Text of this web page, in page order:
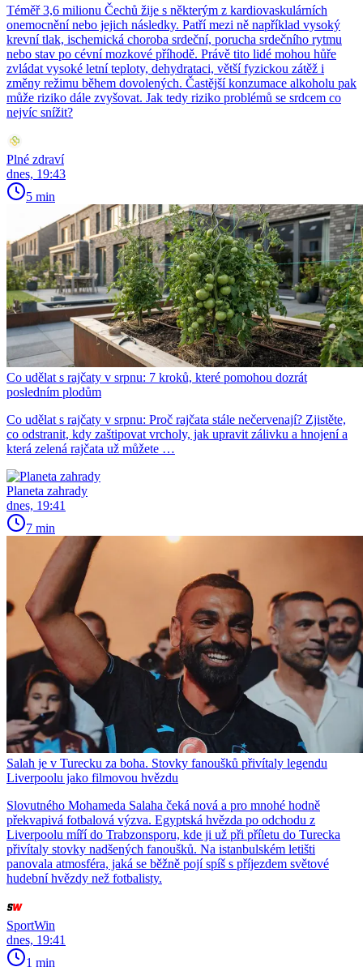
Téměř 3,6 milionu Čechů žije s některým z kardiovaskulárních
onemocnění nebo jejich následky. Patří mezi ně například vysoký
krevní tlak, ischemická choroba srdeční, porucha srdečního rytmu
nebo stav po cévní mozkové příhodě. Právě tito lidé mohou hůře
zvládat vysoké letní teploty, dehydrataci, větší fyzickou zátěž i
změny režimu během dovolených. Častější konzumace alkoholu pak
může riziko dále zvyšovat. Jak tedy riziko problémů se srdcem co
nejvíc snížit?
Plné zdraví
dnes, 19:43
5 min
Co udělat s rajčaty v srpnu: 7 kroků, které pomohou dozrát
posledním plodům
Co udělat s rajčaty v srpnu: Proč rajčata stále nečervenají? Zjistěte,
co odstranit, kdy zaštipovat vrcholy, jak upravit zálivku a hnojení a
která zelená rajčata už můžete …
Planeta zahrady
dnes, 19:41
7 min
Salah je v Turecku za boha. Stovky fanoušků přivítaly legendu
Liverpoolu jako filmovou hvězdu
Slovutného Mohameda Salaha čeká nová a pro mnohé hodně
překvapivá fotbalová výzva. Egyptská hvězda po odchodu z
Liverpoolu míří do Trabzonsporu, kde ji už při příletu do Turecka
přivítaly stovky nadšených fanoušků. Na istanbulském letišti
panovala atmosféra, jaká se běžně pojí spíš s příjezdem světové
hudební hvězdy než fotbalisty.
SportWin
dnes, 19:41
1 min